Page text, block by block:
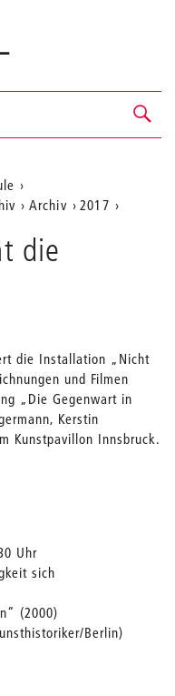
Archiv 2017
die
die Installation „Nicht
und Filmen
„Die Gegenwart in
Kerstin
Kunstpavillon Innsbruck.
Uhr
sich
(2000)
Berlin)